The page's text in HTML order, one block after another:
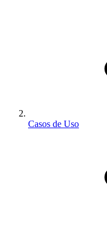
Casos de Uso